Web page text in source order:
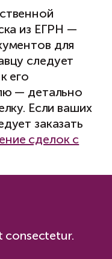
из ЕГРН —
для
следует
его
— детально
Если ваших
заказать
сделок с
consectetur.